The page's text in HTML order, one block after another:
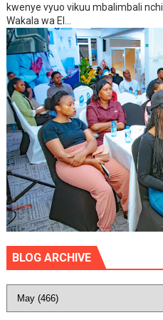
kwenye vyuo vikuu mbalimbali
Wakala wa El...
BLOG ARCHIVE